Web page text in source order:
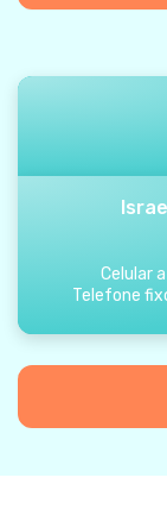
Celular
Telefone